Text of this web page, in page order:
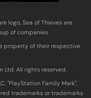
logo, Sea of Thieves are
of companies.
property of their respective
Ltd. All rights reserved.
"PlayStation Family Mark",
trademarks or trademarks